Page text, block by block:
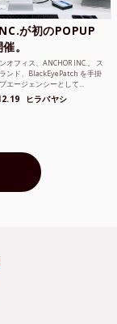
が初のPOPUP
。
オフィス、ANCHOR INC.。 ス
ンド、BlackEyePatch を手掛
エージェンシーとして...
ヒラバヤシ